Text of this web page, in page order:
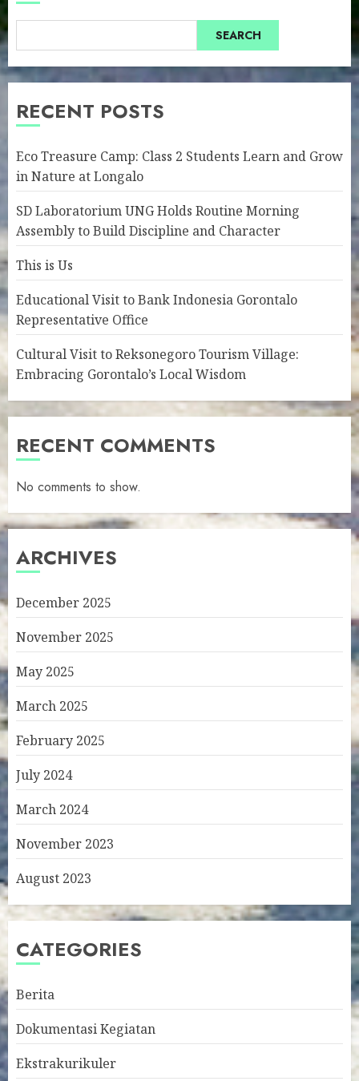
SEARCH
RECENT POSTS
Eco Treasure Camp: Class 2 Students Learn and Grow
in Nature at Longalo
SD Laboratorium UNG Holds Routine Morning
Assembly to Build Discipline and Character
This is Us
Educational Visit to Bank Indonesia Gorontalo
Representative Office
Cultural Visit to Reksonegoro Tourism Village:
Embracing Gorontalo’s Local Wisdom
RECENT COMMENTS
No comments to show.
ARCHIVES
December 2025
November 2025
May 2025
March 2025
February 2025
July 2024
March 2024
November 2023
August 2023
CATEGORIES
Berita
Dokumentasi Kegiatan
Ekstrakurikuler